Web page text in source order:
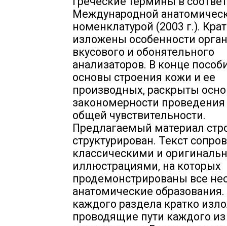
Международной
номенклатурой (2003 г.).
изложены особенности
вкусового и обонятельного
анализаторов. В конце
основы строения кожи и ее
производных, раскрыты
закономерности
общей чувствительности.
Предлагаемый материал
структурирован. Текст
классическими и
иллюстрациями, на которых
продемонстрированы все
анатомические
каждого раздела кратко
проводящие пути каждого из